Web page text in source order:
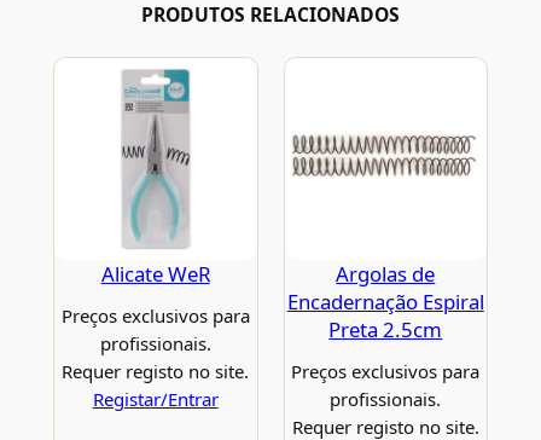
PRODUTOS RELACIONADOS
Alicate WeR
Preços exclusivos para
profissionais.
Requer registo no site.
Registar/Entrar
Argolas de
Encadernação Espiral
Preta 2.5cm
Preços exclusivos para
profissionais.
Requer registo no site.